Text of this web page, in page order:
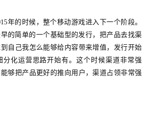
年的时候，整个移动游戏进入下一个阶段。
的简单的一个基础型的发行，把产品去找渠
自己我怎么能够给内容带来增值，发行开始
分化运营思路开始有。这个时候渠道非常强
够把产品更好的推向用户，渠道占领非常强